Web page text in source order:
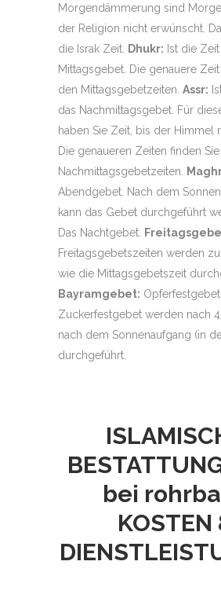
Morgendämmerung sind
der Religion nicht erwünscht.
die Israk Zeit.
Dhukr: Ist die
Mittagsgebet. Die genauere
den Mittagsgebetzeiten. Assr:
das Nachmittagsgebet. Für
haben Sie Zeit, bis der Himmel
Die genaueren Zeiten finden
Nachmittagsgebetzeiten.
Abendgebet. Nach dem
kann das Gebet durchgeführt
Das Nachtgebet.
Freitagsgebetszeiten werden
wie die Mittagsgebetszeit
Bayramgebet:
Zuckerfestgebet werden nach
nach dem Sonnenaufgang (in
durchgeführt.
bei
KOSTEN